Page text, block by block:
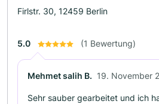
Firlstr. 30, 12459 Berlin
5.0 (1 Bewertung)
Mehmet salih B. 19. November
Sehr sauber gearbeitet und ich